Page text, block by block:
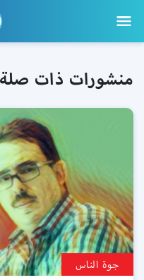
منشورات ذات صلة
جوة الناس